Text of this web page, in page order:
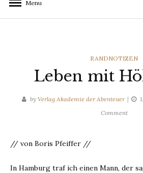
Menu
CATEGORIES
RANDNOTIZEN
Leben mit
by Verlag Akademie der Abenteuer
Commenton
// von Boris Pfeiffer //
In Hamburg traf ich einen Mann, der